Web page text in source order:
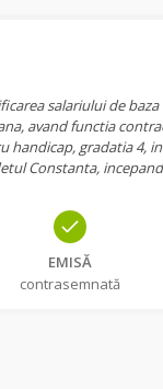
salariului de
avand functia
handicap, gradatia 4,
Constanta,
EMISĂ
contrasemnată